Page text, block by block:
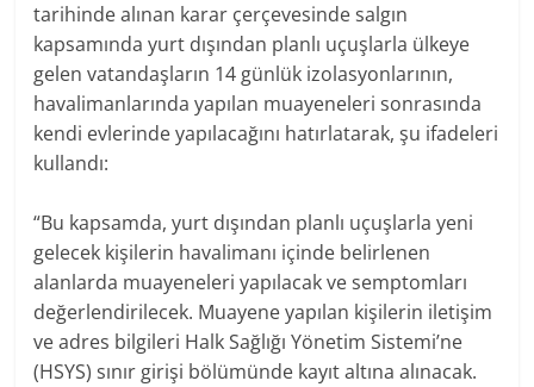
tarihinde alınan karar çerçevesinde salgın
kapsamında yurt dışından planlı uçuşlarla ülkeye
gelen vatandaşların 14 günlük izolasyonlarının,
havalimanlarında yapılan muayeneleri sonrasında
kendi evlerinde yapılacağını hatırlatarak, şu ifadeleri
kullandı:
“Bu kapsamda, yurt dışından planlı uçuşlarla yeni
gelecek kişilerin havalimanı içinde belirlenen
alanlarda muayeneleri yapılacak ve semptomları
değerlendirilecek. Muayene yapılan kişilerin iletişim
ve adres bilgileri Halk Sağlığı Yönetim Sistemi’ne
(HSYS) sınır girişi bölümünde kayıt altına alınacak.